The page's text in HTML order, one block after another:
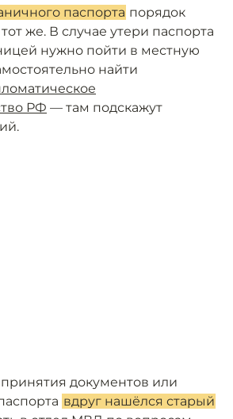
паспорта порядок
же. В случае утери паспорта
нужно пойти в местную
найти
РФ — там подскажут
документов или
вдруг нашёлся старый